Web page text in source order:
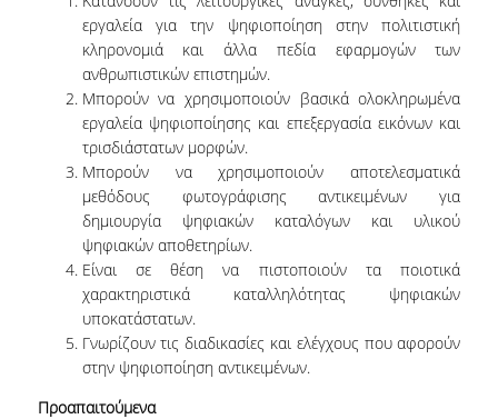
ΣΥΝΕΡΓΑΣΙΕΣ
ΕΔΡΑ UNESCO
ΕΝΔΕΙΚΤΙΚΕΣ ΣΥΝΕΡΓΑΣΙΕΣ
ΝΕΑ
ΝΕΑ ΚΑΙ ΑΝΑΚΟΙΝΩΣΕΙΣ
ΕΠΙΣΤΗΜΟΝΙΚΕΣ ΔΗΜΟΣΙΕΥΣΕΙΣ ΜΕ
ΦΟΙΤΗΤΕΣ
ΨΗΦΙΑΚΕΣ ΥΠΗΡΕΣΙΕΣ
E-ΓΡΑΜΜΑΤΕΙΑ
εργαλεία για την ψηφιοποίηση στην πολιτιστική
κληρονομιά και άλλα πεδία εφαρμογών των
ανθρωπιστικών επιστημών.
Μπορούν να χρησιμοποιούν βασικά ολοκληρωμένα
εργαλεία ψηφιοποίησης και επεξεργασία εικόνων και
τρισδιάστατων μορφών.
Μπορούν να χρησιμοποιούν αποτελεσματικά
μεθόδους φωτογράφισης αντικειμένων για
δημιουργία ψηφιακών καταλόγων και υλικού
ψηφιακών αποθετηρίων.
Είναι σε θέση να πιστοποιούν τα ποιοτικά
χαρακτηριστικά καταλληλότητας ψηφιακών
υποκατάστατων.
Γνωρίζουν τις διαδικασίες και ελέγχους που αφορούν
στην ψηφιοποίηση αντικειμένων.
Προαπαιτούμενα